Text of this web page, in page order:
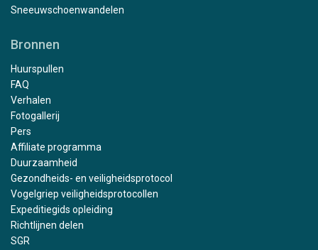
Sneeuwschoenwandelen
Bronnen
Huurspullen
FAQ
Verhalen
Fotogallerij
Pers
Affiliate programma
Duurzaamheid
Gezondheids- en veiligheidsprotocol
Vogelgriep veiligheidsprotocollen
Expeditiegids opleiding
Richtlijnen delen
SGR